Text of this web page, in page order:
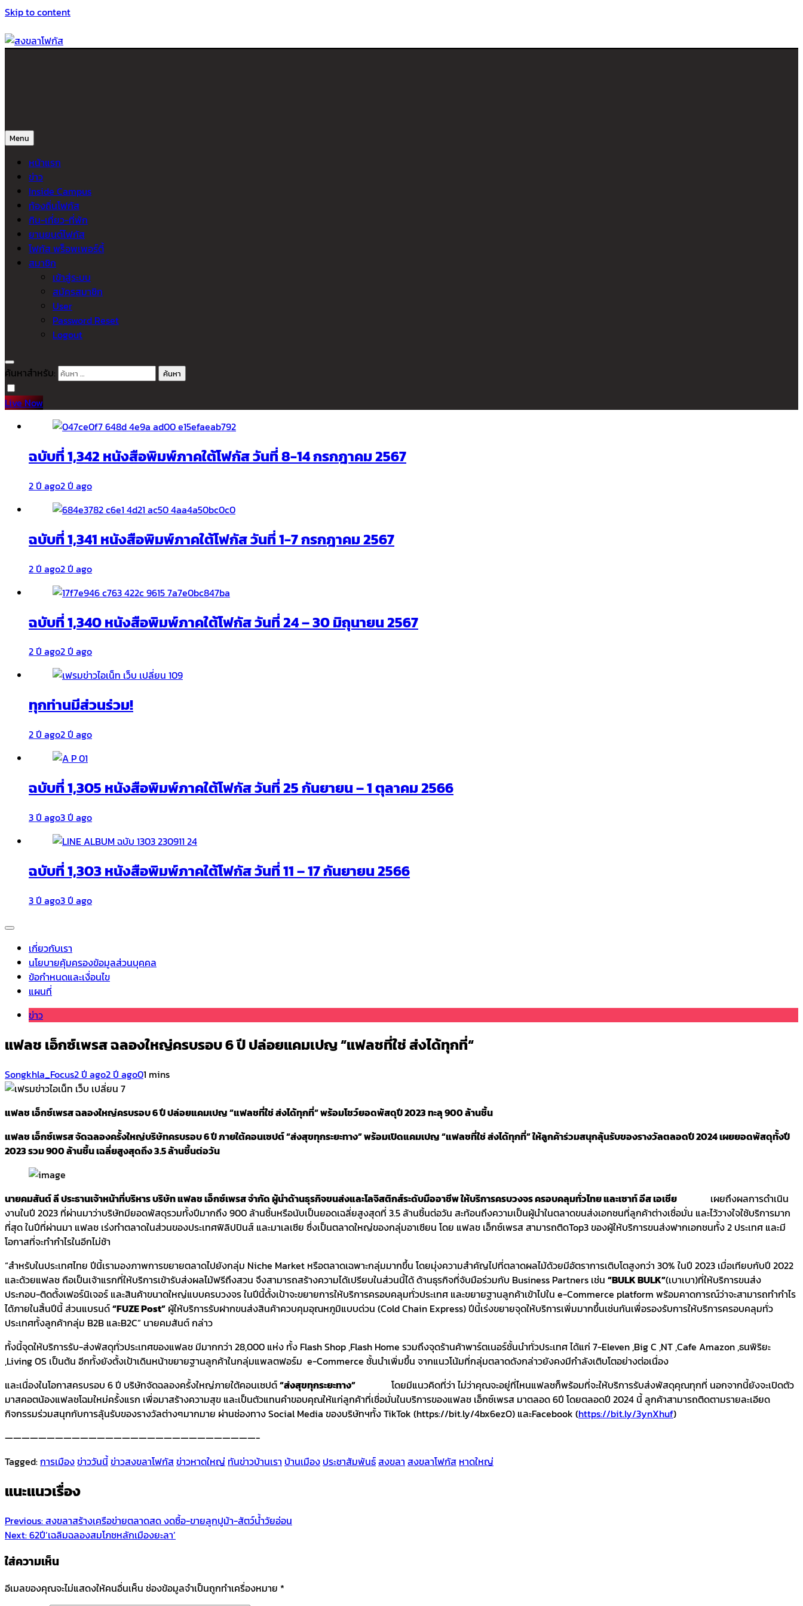
Skip to content
Menu
หน้าแรก
ข่าว
Inside Campus
ท้องถิ่นโฟกัส
กิน-เที่ยว-ที่พัก
ยานยนต์โฟกัส
โฟกัส พร็อพเพอร์ตี้
สมาชิก
เข้าสู่ระบบ
สมัครสมาชิก
User
Password Reset
Logout
ค้นหาสำหรับ:
Live Now
ฉบับที่ 1,342 หนังสือพิมพ์ภาคใต้โฟกัส วันที่ 8-14 กรกฎาคม 2567
2 ปี ago2 ปี ago
ฉบับที่ 1,341 หนังสือพิมพ์ภาคใต้โฟกัส วันที่ 1-7 กรกฎาคม 2567
2 ปี ago2 ปี ago
ฉบับที่ 1,340 หนังสือพิมพ์ภาคใต้โฟกัส วันที่ 24 – 30 มิถุนายน 2567
2 ปี ago2 ปี ago
ทุกท่านมีส่วนร่วม!
2 ปี ago2 ปี ago
ฉบับที่ 1,305 หนังสือพิมพ์ภาคใต้โฟกัส วันที่ 25 กันยายน – 1 ตุลาคม 2566
3 ปี ago3 ปี ago
ฉบับที่ 1,303 หนังสือพิมพ์ภาคใต้โฟกัส วันที่ 11 – 17 กันยายน 2566
3 ปี ago3 ปี ago
เกี่ยวกับเรา
นโยบายคุ้มครองข้อมูลส่วนบุคคล
ข้อกำหนดและเงื่อนไข
แผนที่
ข่าว
แฟลช เอ็กซ์เพรส ฉลองใหญ่ครบรอบ 6 ปี ปล่อยแคมเปญ “แฟลชที่ใช่ ส่งได้ทุกที่“
Songkhla_Focus2 ปี ago2 ปี ago01 mins
แฟลช เอ็กซ์เพรส ฉลองใหญ่ครบรอบ 6 ปี ปล่อยแคมเปญ “แฟลชที่ใช่ ส่งได้ทุกที่“พร้อมโชว์ยอดพัสดุปี 2023 ทะลุ 900 ล้านชิ้น
แฟลช เอ็กซ์เพรส จัดฉลองครั้งใหญ่บริษัทครบรอบ 6 ปี ภายใต้คอนเซปต์ “ส่งสุขทุกระยะทาง” พร้อมเปิดแคมเปญ “แฟลชที่ใช่ ส่งได้ทุกที่” ให้ลูกค้าร่วมสนุกลุ้นรับของรางวัลตลอดปี 2024 เผยยอดพัสดุทั้งปี
2023 รวม 900 ล้านชิ้น เฉลี่ยสูงสุดถึง 3.5 ล้านชิ้นต่อวัน
นายคมสันต์ ลี ประธานเจ้าหน้าที่บริหาร บริษัท แฟลช เอ็กซ์เพรส จำกัด ผู้นำด้านธุรกิจขนส่งและโลจิสติกส์ระดับมืออาชีพ ให้บริการครบวงจร ครอบคลุมทั่วไทย และเซาท์ อีส เอเชีย เผยถึงผลการดำเนิน
งานในปี 2023 ที่ผ่านมาว่าบริษัทมียอดพัสดุรวมทั้งปีมากถึง 900 ล้านชิ้นหรือนับเป็นยอดเฉลี่ยสูงสุดที่ 3.5 ล้านชิ้นต่อวัน สะท้อนถึงความเป็นผู้นำในตลาดขนส่งเอกชนที่ลูกค้าต่างเชื่อมั่น และไว้วางใจใช้บริการมาก
ที่สุด ในปีที่ผ่านมา แฟลช เร่งทำตลาดในส่วนของประเทศฟิลิปปินส์ และมาเลเซีย ซึ่งเป็นตลาดใหญ่ของกลุ่มอาเซียน โดย แฟลช เอ็กซ์เพรส สามารถติดTop3 ของผู้ให้บริการขนส่งฟากเอกชนทั้ง 2 ประเทศ และมี
โอกาสที่จะทำกำไรในอีกไม่ช้า
“สำหรับในประเทศไทย ปีนี้เรามองภาพการขยายตลาดไปยังกลุ่ม Niche Market หรือตลาดเฉพาะกลุ่มมากขึ้น โดยมุ่งความสำคัญไปที่ตลาดผลไม้ด้วยมีอัตราการเติบโตสูงกว่า 30% ในปี 2023 เมื่อเทียบกับปี 2022
และด้วยแฟลช ถือเป็นเจ้าแรกที่ให้บริการเข้ารับส่งผลไม้ฟรีถึงสวน จึงสามารถสร้างความได้เปรียบในส่วนนี้ได้ ด้านธุรกิจที่จับมือร่วมกับ Business Partners เช่น “BULK BULK”(เบาเบา)ที่ให้บริการขนส่ง
ประกอบ-ติดตั้งเฟอร์นิเจอร์ และสินค้าขนาดใหญ่แบบครบวงจร ในปีนี้ตั้งเป้าจะขยายการให้บริการครอบคลุมทั่วประเทศ และขยายฐานลูกค้าเข้าไปใน e-Commerce platform พร้อมคาดการณ์ว่าจะสามารถทำกำไร
ได้ภายในสิ้นปีนี้ ส่วนแบรนด์“FUZE Post” ผู้ให้บริการรับฝากขนส่งสินค้าควบคุมอุณหภูมิแบบด่วน (Cold Chain Express) ปีนี้เร่งขยายจุดให้บริการเพิ่มมากขึ้นเช่นกันเพื่อรองรับการให้บริการครอบคลุมทั่ว
ประเทศทั้งลูกค้ากลุ่ม B2B และB2C” นายคมสันต์ กล่าว
ทั้งนี้จุดให้บริการรับ-ส่งพัสดุทั่วประเทศของแฟลช มีมากกว่า 28,000 แห่ง ทั้ง Flash Shop ,Flash Home รวมถึงจุดร้านค้าพาร์ตเนอร์ชั้นนำทั่วประเทศ ได้แก่ 7-Eleven ,Big C ,NT ,Cafe Amazon ,ธนพิริยะ
,Living OS เป็นต้น อีกทั้งยังตั้งเป้าเดินหน้าขยายฐานลูกค้าในกลุ่มแพลตฟอร์ม e-Commerce ชั้นนำเพิ่มขึ้น จากแนวโน้มที่กลุ่มตลาดดังกล่าวยังคงมีกำลังเติบโตอย่างต่อเนื่อง
และเนื่องในโอกาสครบรอบ 6 ปี บริษัทจัดฉลองครั้งใหญ่ภายใต้คอนเซปต์“ส่งสุขทุกระยะทาง” โดยมีแนวคิดที่ว่า ไม่ว่าคุณจะอยู่ที่ไหนแฟลชก็พร้อมที่จะให้บริการรับส่งพัสดุคุณทุกที่ นอกจากนี้ยังจะเปิดตัว
มาสคอตน้องแฟลชโฉมใหม่ครั้งแรก เพื่อมาสร้างความสุข และเป็นตัวแทนคำขอบคุณให้แก่ลูกค้าที่เชื่อมั่นในบริการของแฟลช เอ็กซ์เพรส มาตลอด 6ปี โดยตลอดปี 2024 นี้ ลูกค้าสามารถติดตามรายละเอียด
กิจกรรมร่วมสนุกกับการลุ้นรับของรางวัลต่างๆมากมาย ผ่านช่องทาง Social Media ของบริษัทฯทั้ง TikTok (https://bit.ly/4bx6ezO) และFacebook (https://bit.ly/3ynXhuf)
——————————————————————————————-
Tagged:การเมืองข่าววันนี้ข่าวสงขลาโฟกัสข่าวหาดใหญ่ ทันข่าวบ้านเรา บ้านเมือง ประชาสัมพันธ์สงขลา สงขลาโฟกัส หาดใหญ่
แนะแนวเรื่อง
Previous:สงขลาสร้างเครือข่ายตลาดสด งดซื้อ-ขายลูกปูม้า-สัตว์น้ำวัยอ่อน
Next:62ปี‘เฉลิมฉลองสมโภชหลักเมืองยะลา’
ใส่ความเห็น
อีเมลของคุณจะไม่แสดงให้คนอื่นเห็น ช่องข้อมูลจำเป็นถูกทำเครื่องหมาย *